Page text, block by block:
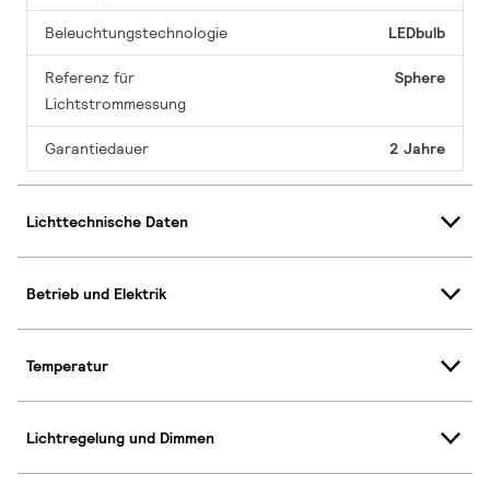
Beleuchtungstechnologie LEDbulb
Referenz für
Lichtstrommessung
Sphere
Garantiedauer 2 Jahre
Lichttechnische Daten
Betrieb und Elektrik
Temperatur
Lichtregelung und Dimmen